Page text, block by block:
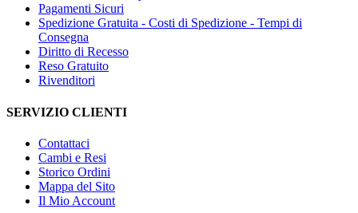
Pagamenti Sicuri
Spedizione Gratuita - Costi di Spedizione - Tempi di
Consegna
Diritto di Recesso
Reso Gratuito
Rivenditori
SERVIZIO CLIENTI
Contattaci
Cambi e Resi
Storico Ordini
Mappa del Sito
Il Mio Account